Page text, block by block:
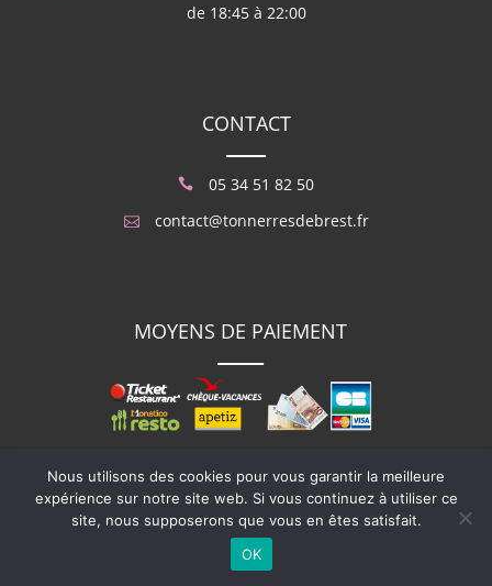
de 18:45 à 22:00
CONTACT
05 34 51 82 50
contact@tonnerresdebrest.fr
MOYENS DE PAIEMENT
par jour.www.mangerbouger.fr
Tonnerres de Brest © 2026 |Mentions Légales|
Tous droits réservés | Réalisé par
Nous utilisons des cookies pour vous garantir la meilleure
expérience sur notre site web. Si vous continuez à utiliser ce
site, nous supposerons que vous en êtes satisfait.
OK